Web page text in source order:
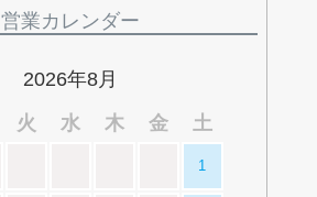
営業カレンダー
2026年8月
火 水 木 金 土
1